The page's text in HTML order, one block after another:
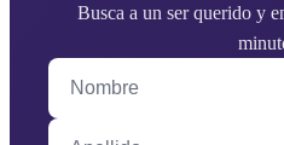
Busca a un ser querido y
Nombre
Apellido